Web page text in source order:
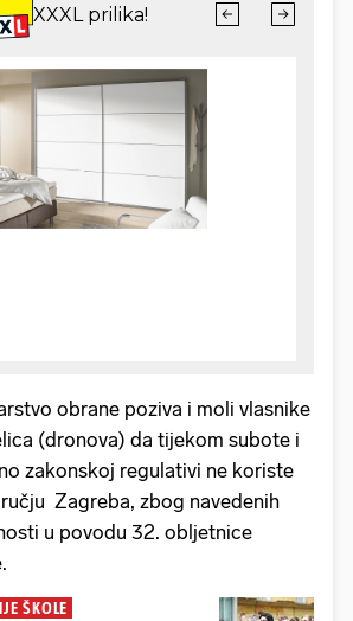
obrane poziva i moli vlasnike
(dronova) da tijekom subote i
zakonskoj regulativi ne koriste
Zagreba, zbog navedenih
u povodu 32. obljetnice
ŠKOLE